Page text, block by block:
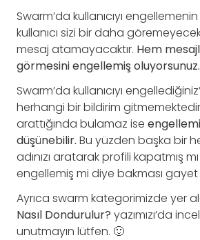
Swarm’da kullanıcıyı
kullanıcı sizi bir daha
mesaj atamayacaktır. Hem
görmesini engellemiş oluyorsunuz.
Swarm’da kullanıcıyı
herhangi bir bildirim
arattığında bulamaz ise
düşünebilir. Bu yüzden başka bir
adınızı aratarak profili kapatmış
engellemiş mi diye bakması
Ayrıca swarm kategorimizde yer
Nasıl Dondurulur? yazımızı’da
unutmayın lütfen. 🙂